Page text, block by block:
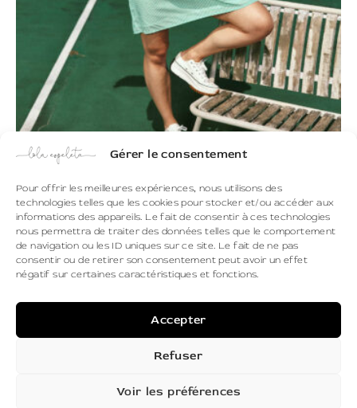
Gérer le consentement
Pour offrir les meilleures expériences, nous utilisons des
technologies telles que les cookies pour stocker et/ou accéder aux
informations des appareils. Le fait de consentir à ces technologies
nous permettra de traiter des données telles que le comportement
de navigation ou les ID uniques sur ce site. Le fait de ne pas
consentir ou de retirer son consentement peut avoir un effet
négatif sur certaines caractéristiques et fonctions.
Accepter
Refuser
Voir les préférences
Trouver la boutique la plus proche
Printemps/été 2026